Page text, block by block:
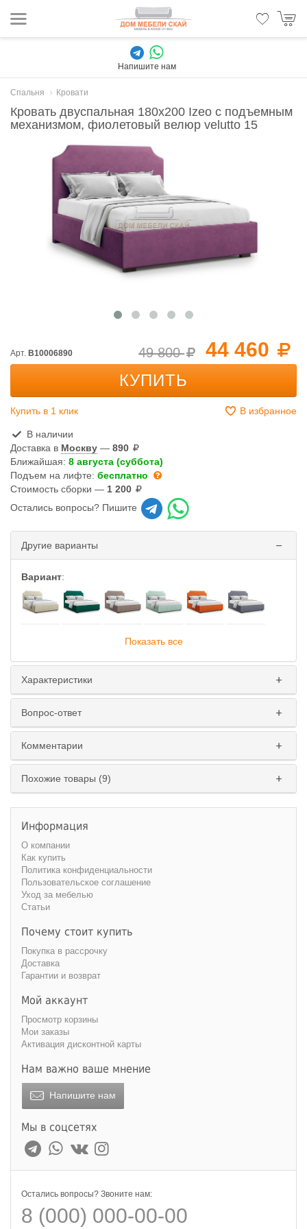
Напишите нам
Спальня Кровати
Кровать двуспальная 180x200 Izeo с подъемным
механизмом, фиолетовый велюр velutto 15
44 460
49 800
Арт. B10006890
КУПИТЬ
Купить в 1 клик В избранное
В наличии
Доставка в Москву — 890
Ближайшая: 8 августа (суббота)
Подъем на лифте: бесплатно
Стоимость сборки — 1 200
Остались вопросы? Пишите
Другие варианты
Вариант:
Подъемный механизм:
Да Нет
Ширина спального места
Показать все
Характеристики
Вопрос-ответ
Комментарии
Похожие товары (9)
Информация
О компании
Как купить
Политика конфиденциальности
Пользовательское соглашение
Уход за мебелью
Статьи
Почему стоит купить
Покупка в рассрочку
Доставка
Гарантии и возврат
Мой аккаунт
Просмотр корзины
Мои заказы
Активация дисконтной карты
Нам важно ваше мнение
Напишите нам
Мы в соцсетях
Остались вопросы? Звоните нам:
8 (000) 000-00-00